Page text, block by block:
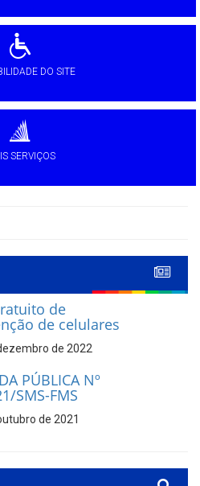
DO SITE
SERVIÇOS
de
de celulares
de 2022
PÚBLICA Nº
SMS-FMS
de 2021